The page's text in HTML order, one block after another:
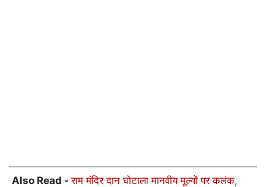
Also Read -राम मंदिर दान घोटाला मानवीय मूल्यों पर कलंक,